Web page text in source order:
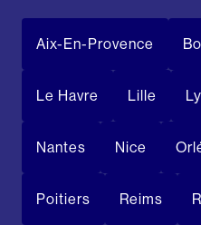
Aix-En-Provence
Le Havre Lille
Nantes Nice
Poitiers Reims